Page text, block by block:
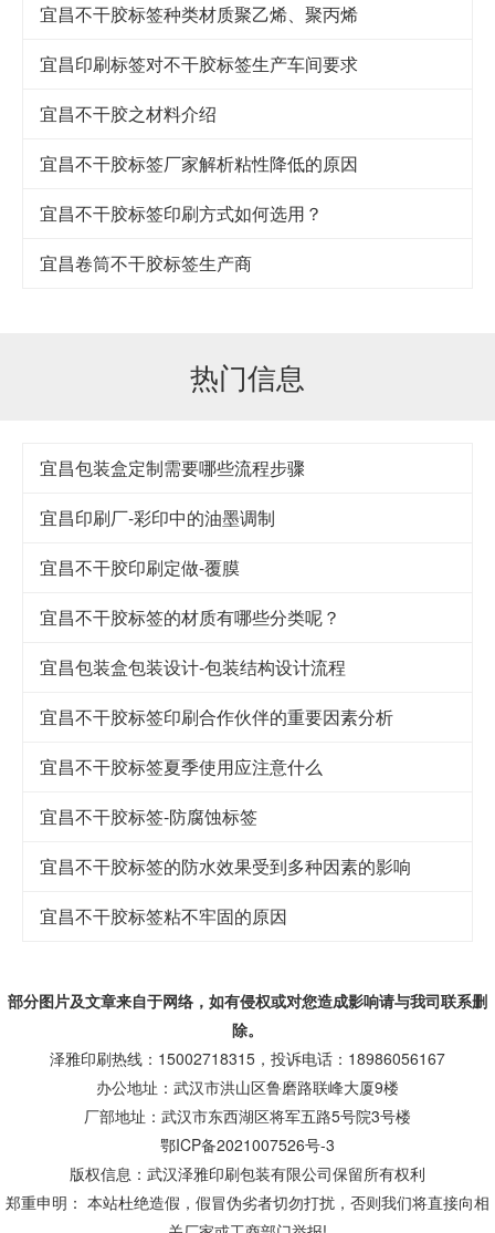
宜昌​不干胶标签种类材质聚乙烯、聚丙烯
宜昌印刷标签对不干胶标签生产车间要求
宜昌不干胶之材料介绍
宜昌不干胶标签厂家解析粘性降低的原因
宜昌不干胶标签印刷方式如何选用？
宜昌卷筒不干胶标签生产商
热门信息
宜昌包装盒定制需要哪些流程步骤
宜昌印刷厂-彩印中的油墨调制
宜昌不干胶印刷定做-覆膜
宜昌不干胶标签的材质有哪些分类呢？
宜昌包装盒包装设计-包装结构设计流程
宜昌不干胶标签印刷合作伙伴的重要因素分析
宜昌不干胶标签夏季使用应注意什么
宜昌不干胶标签-防腐蚀标签
宜昌不干胶标签的防水效果受到多种因素的影响
宜昌不干胶标签粘不牢固的原因
部分图片及文章来自于网络，如有侵权或对您造成影响请与我司联系删
除。
泽雅印刷热线：15002718315，投诉电话：18986056167
办公地址：武汉市洪山区鲁磨路联峰大厦9楼
厂部地址：武汉市东西湖区将军五路5号院3号楼
鄂ICP备2021007526号-3
版权信息：武汉泽雅印刷包装有限公司保留所有权利
郑重申明： 本站杜绝造假，假冒伪劣者切勿打扰，否则我们将直接向相